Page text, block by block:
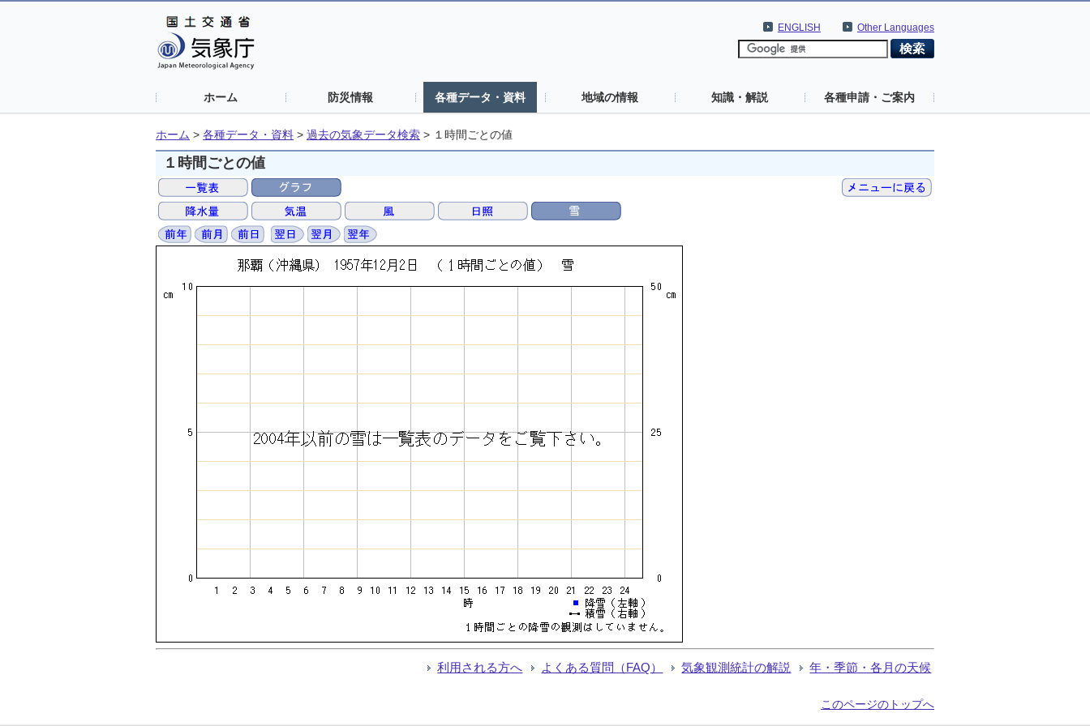
Other Languages
ENGLISH
ホーム 防災情報 各種データ・資料 地域の情報 知識・解説 各種申請・ご案内
ホーム > 各種データ・資料 > 過去の気象データ検索 > １時間ごとの値
１時間ごとの値
利用される方へ よくある質問（FAQ） 気象観測統計の解説 年・季節・各月の天候
このページのトップへ